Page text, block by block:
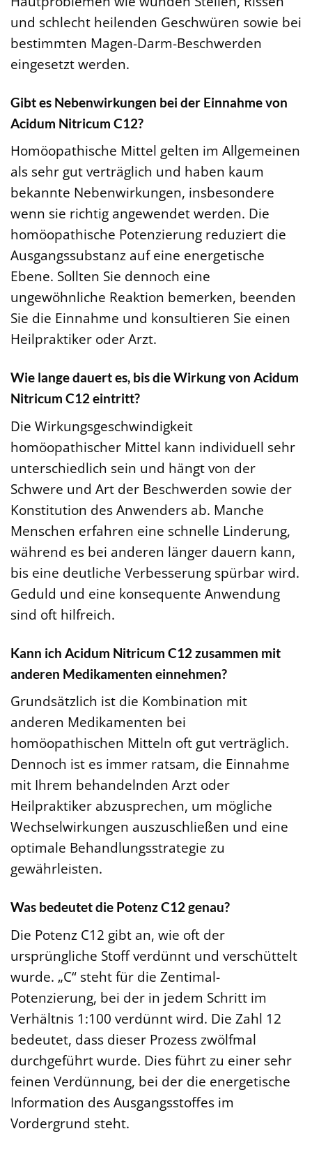
und schlecht heilenden Geschwüren sowie bei
bestimmten Magen-Darm-Beschwerden
eingesetzt werden.
Gibt es Nebenwirkungen bei der Einnahme von
Acidum Nitricum C12?
Homöopathische Mittel gelten im Allgemeinen
als sehr gut verträglich und haben kaum
bekannte Nebenwirkungen, insbesondere
wenn sie richtig angewendet werden. Die
homöopathische Potenzierung reduziert die
Ausgangssubstanz auf eine energetische
Ebene. Sollten Sie dennoch eine
ungewöhnliche Reaktion bemerken, beenden
Sie die Einnahme und konsultieren Sie einen
Heilpraktiker oder Arzt.
Wie lange dauert es, bis die Wirkung von Acidum
Nitricum C12 eintritt?
Die Wirkungsgeschwindigkeit
homöopathischer Mittel kann individuell sehr
unterschiedlich sein und hängt von der
Schwere und Art der Beschwerden sowie der
Konstitution des Anwenders ab. Manche
Menschen erfahren eine schnelle Linderung,
während es bei anderen länger dauern kann,
bis eine deutliche Verbesserung spürbar wird.
Geduld und eine konsequente Anwendung
sind oft hilfreich.
Kann ich Acidum Nitricum C12 zusammen mit
anderen Medikamenten einnehmen?
Grundsätzlich ist die Kombination mit
anderen Medikamenten bei
homöopathischen Mitteln oft gut verträglich.
Dennoch ist es immer ratsam, die Einnahme
mit Ihrem behandelnden Arzt oder
Heilpraktiker abzusprechen, um mögliche
Wechselwirkungen auszuschließen und eine
optimale Behandlungsstrategie zu
gewährleisten.
Was bedeutet die Potenz C12 genau?
Die Potenz C12 gibt an, wie oft der
ursprüngliche Stoff verdünnt und verschüttelt
wurde. „C“ steht für die Zentimal-
Potenzierung, bei der in jedem Schritt im
Verhältnis 1:100 verdünnt wird. Die Zahl 12
bedeutet, dass dieser Prozess zwölfmal
durchgeführt wurde. Dies führt zu einer sehr
feinen Verdünnung, bei der die energetische
Information des Ausgangsstoffes im
Vordergrund steht.